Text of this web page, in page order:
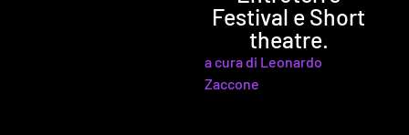
Festival e Short
theatre.
a cura di Leonardo
Zaccone